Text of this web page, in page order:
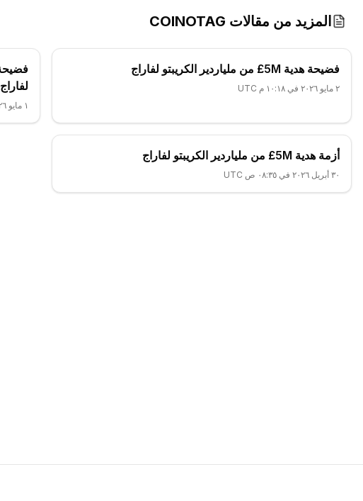
المزيد من مقالات COINOTAG
فضيحة هدية 5M£ من ملياردير الكريبتو لفاراج
٢ مايو ٢٠٢٦ في ١٠:١٨ م UTC
لفاراج
١ مايو ٢٠٢٦ في ١١:٤٦ ص UTC
أزمة هدية 5M£ من ملياردير الكريبتو لفاراج
٣٠ أبريل ٢٠٢٦ في ٠٨:٣٥ ص UTC